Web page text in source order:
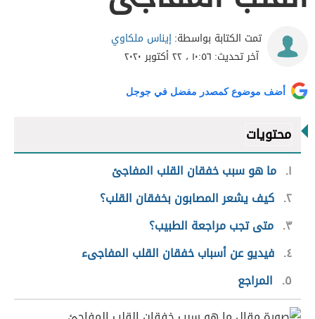
تمت الكتابة بواسطة:إيناس ملكاوي
آخر تحديث: ١٠:٥٦ ، ٢٢ أكتوبر ٢٠٢٠
أضف موضوع كمصدر مفضل في جوجل
محتويات
١ ما هو سبب خفقان القلب المفاجئ
٢ كيف يشعر المصابون بخفقان القلب؟
٣ متى تجب مراجعة الطبيب؟
٤ فيديو عن أسباب خفقان القلب المفاجىء
٥
المراجع